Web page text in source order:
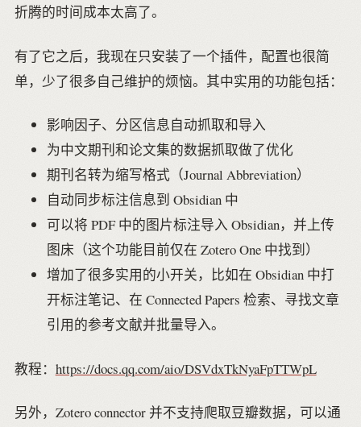
折腾的时间成本太高了。
有了它之后，我现在只安装了一个插件，配置也很简
单，少了很多自己维护的烦恼。其中实用的功能包括：
影响因子、分区信息自动抓取和导入
为中文期刊和论文集的数据抓取做了优化
期刊名转为缩写格式（Journal Abbreviation）
自动同步标注信息到 Obsidian 中
可以将 PDF 中的图片标注导入 Obsidian，并上传
图床（这个功能目前仅在 Zotero One 中找到）
增加了很多实用的小开关，比如在 Obsidian 中打
开标注笔记、在 Connected Papers 检索、寻找文章
引用的参考文献并批量导入。
教程： https://docs.qq.com/aio/DSVdxTkNyaFpTTWpL
另外，Zotero connector 并不支持爬取豆瓣数据，可以通